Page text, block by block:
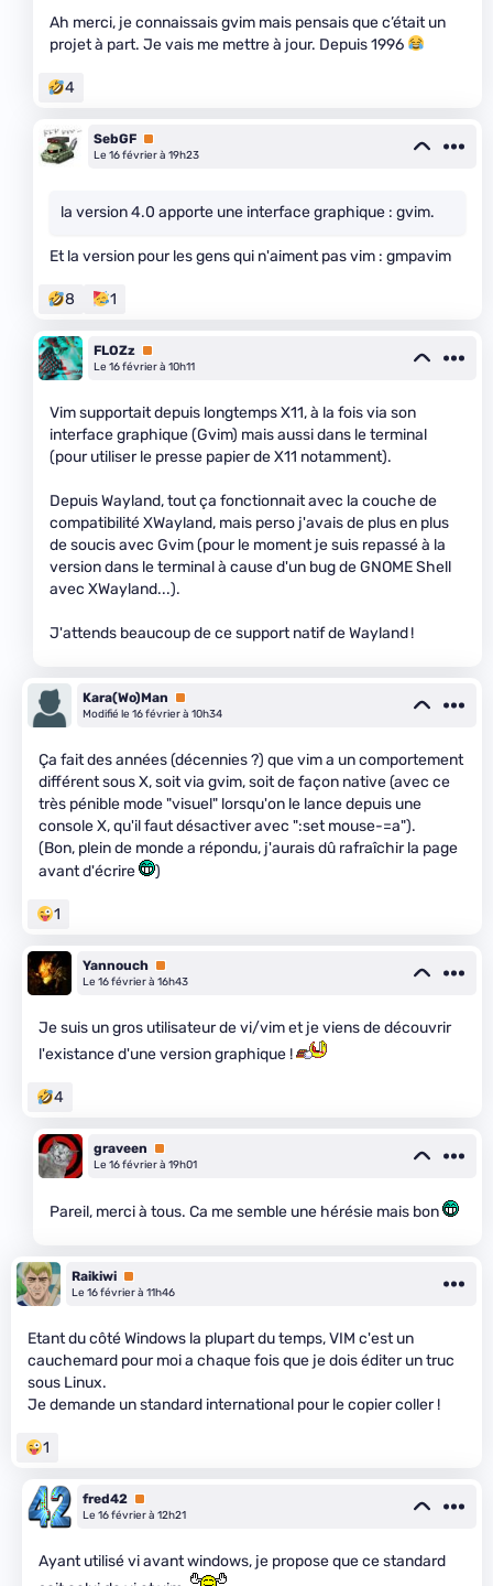
Ah merci, je connaissais gvim mais pensais que c’était un
projet à part. Je vais me mettre à jour. Depuis 1996
4
SebGF Premium
Le 16 février à 19h23
la version 4.0 apporte une interface graphique : gvim.
Et la version pour les gens qui n'aiment pas vim : gmpavim
8 1
FLOZz Premium
Le 16 février à 10h11
Vim supportait depuis longtemps X11, à la fois via son
interface graphique (Gvim) mais aussi dans le terminal
(pour utiliser le presse papier de X11 notamment).
Depuis Wayland, tout ça fonctionnait avec la couche de
compatibilité XWayland, mais perso j'avais de plus en plus
de soucis avec Gvim (pour le moment je suis repassé à la
version dans le terminal à cause d'un bug de GNOME Shell
avec XWayland...).
J'attends beaucoup de ce support natif de Wayland !
Kara(Wo)Man
Premium
Modifié le 16 février à 10h34
Ça fait des années (décennies ?) que vim a un comportement
différent sous X, soit via gvim, soit de façon native (avec ce
très pénible mode "visuel" lorsqu'on le lance depuis une
console X, qu'il faut désactiver avec ":set mouse-=a").
(Bon, plein de monde a répondu, j'aurais dû rafraîchir la page
avant d'écrire
)
1
Yannouch Premium
Le 16 février à 16h43
Je suis un gros utilisateur de vi/vim et je viens de découvrir
l'existance d'une version graphique !
4
graveen
Premium
Le 16 février à 19h01
Pareil, merci à tous. Ca me semble une hérésie mais bon
Raikiwi Premium
Le 16 février à 11h46
Etant du côté Windows la plupart du temps, VIM c'est un
cauchemard pour moi a chaque fois que je dois éditer un truc
sous Linux.
Je demande un standard international pour le copier coller !
1
fred42 Premium
Le 16 février à 12h21
Ayant utilisé vi avant windows, je propose que ce standard